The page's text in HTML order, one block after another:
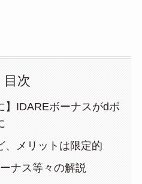
目次
】IDAREボーナスがdポ
、メリットは限定的
ナス等々の解説